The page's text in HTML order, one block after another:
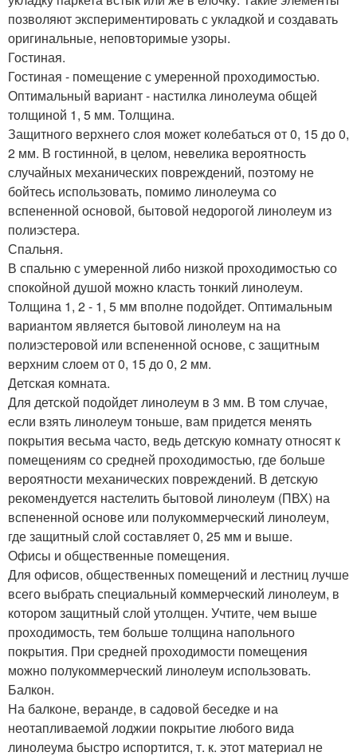
позволяют экспериментировать с укладкой и создавать
оригинальные, неповторимые узоры.
Гостиная.
Гостиная - помещение с умеренной проходимостью.
Оптимальный вариант - настилка линолеума общей
толщиной 1, 5 мм. Толщина.
Защитного верхнего слоя может колебаться от 0, 15 до 0,
2 мм. В гостинной, в целом, невелика вероятность
случайных механических повреждений, поэтому не
бойтесь использовать, помимо линолеума со
вспененной основой, бытовой недорогой линолеум из
полиэстера.
Спальня.
В спальню с умеренной либо низкой проходимостью со
спокойной душой можно класть тонкий линолеум.
Толщина 1, 2 - 1, 5 мм вполне подойдет. Оптимальным
вариантом является бытовой линолеум на на
полиэстеровой или вспененной основе, с защитным
верхним слоем от 0, 15 до 0, 2 мм.
Детская комната.
Для детской подойдет линолеум в 3 мм. В том случае,
если взять линолеум тоньше, вам придется менять
покрытия весьма часто, ведь детскую комнату относят к
помещениям со средней проходимостью, где больше
вероятности механических повреждений. В детскую
рекомендуется настелить бытовой линолеум (ПВХ) на
вспененной основе или полукоммерческий линолеум,
где защитный слой составляет 0, 25 мм и выше.
Офисы и общественные помещения.
Для офисов, общественных помещений и лестниц лучше
всего выбрать специальный коммерческий линолеум, в
котором защитный слой утолщен. Учтите, чем выше
проходимость, тем больше толщина напольного
покрытия. При средней проходимости помещения
можно полукоммерческий линолеум использовать.
Балкон.
На балконе, веранде, в садовой беседке и на
неотапливаемой лоджии покрытие любого вида
линолеума быстро испортится, т. к. этот материал не